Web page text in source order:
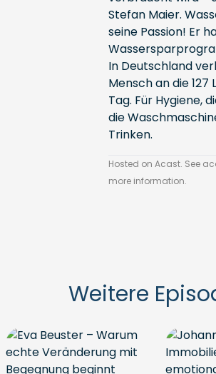
Stefan Maier.
seine Passion! Er
In Deutschland
Mensch an die 127
Tag. Für Hygiene,
die
Trinken.
Hosted on Acast. See
more information.
Weitere